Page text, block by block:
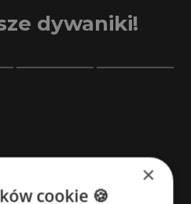
dywaniki!
×
cookie 🍪